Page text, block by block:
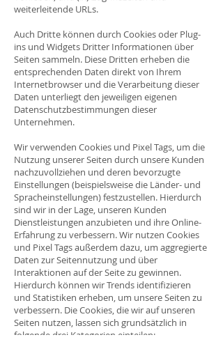
weiterleitende URLs.
Auch Dritte können durch Cookies oder Plug-
ins und Widgets Dritter Informationen über
Seiten sammeln. Diese Dritten erheben die
entsprechenden Daten direkt von Ihrem
Internetbrowser und die Verarbeitung dieser
Daten unterliegt den jeweiligen eigenen
Datenschutzbestimmungen dieser
Unternehmen.
Wir verwenden Cookies und Pixel Tags, um die
Nutzung unserer Seiten durch unsere Kunden
nachzuvollziehen und deren bevorzugte
Einstellungen (beispielsweise die Länder- und
Spracheinstellungen) festzustellen. Hierdurch
sind wir in der Lage, unseren Kunden
Dienstleistungen anzubieten und ihre Online-
Erfahrung zu verbessern. Wir nutzen Cookies
und Pixel Tags außerdem dazu, um aggregierte
Daten zur Seitennutzung und über
Interaktionen auf der Seite zu gewinnen.
Hierdurch können wir Trends identifizieren
und Statistiken erheben, um unsere Seiten zu
verbessern. Die Cookies, die wir auf unseren
Seiten nutzen, lassen sich grundsätzlich in
folgende drei Kategorien einteilen: